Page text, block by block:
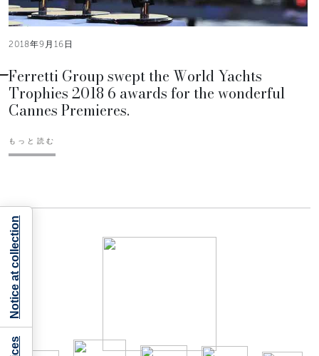
2018年9月16日
Ferretti Group swept the World Yachts
Trophies 2018 6 awards for the wonderful
Cannes Premieres.
もっと読む
Notice at collection